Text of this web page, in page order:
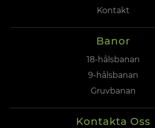
Kontakt
Banor
18-hålsbanan
9-hålsbanan
Gruvbanan
Kontakta Oss